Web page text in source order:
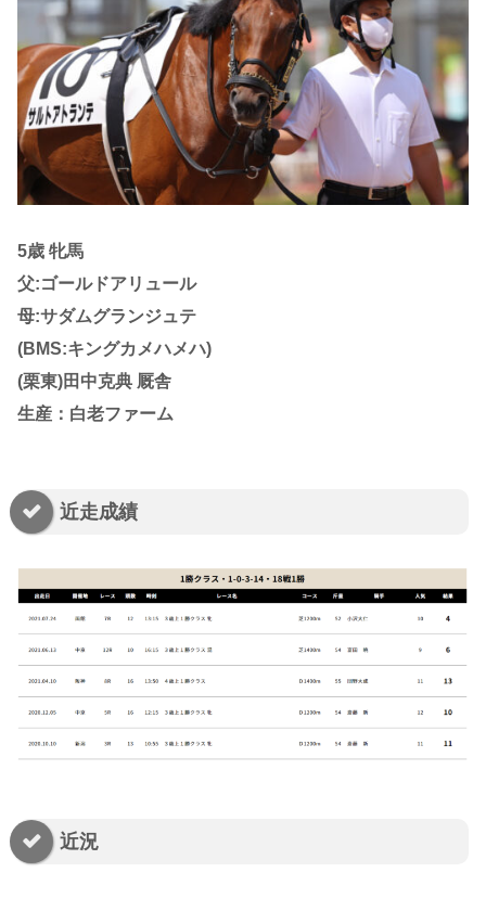
5歳 牝馬
父:ゴールドアリュール
母:サダムグランジュテ
(BMS:キングカメハメハ)
(栗東)田中克典 厩舎
生産：白老ファーム
近走成績
近況